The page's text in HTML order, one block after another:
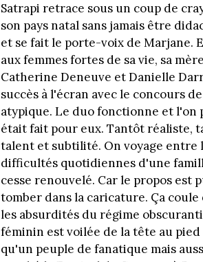
Satrapi retrace sous un coup de
son pays natal sans jamais être
et se fait le porte-voix de Marjane.
aux femmes fortes de sa vie, sa
Catherine Deneuve et Danielle
succès à l'écran avec le concours
atypique. Le duo fonctionne et
était fait pour eux. Tantôt réaliste,
talent et subtilité. On voyage entre
difficultés quotidiennes d'une
cesse renouvelé. Car le propos
tomber dans la caricature. Ça
les absurdités du régime
féminin est voilée de la tête au
qu'un peuple de fanatique mais